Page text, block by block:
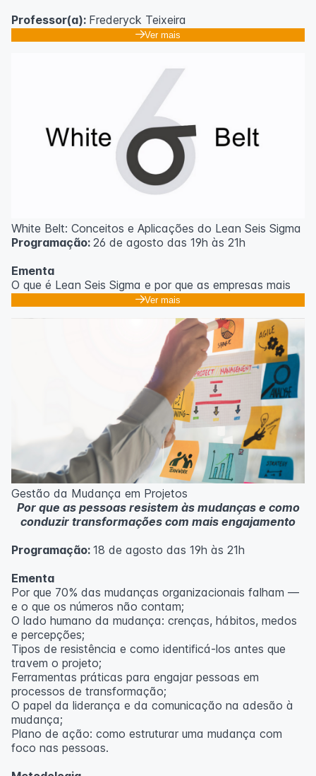
Professor(a): Frederyck Teixeira
Ver mais
White Belt: Conceitos e Aplicações do Lean Seis Sigma
Programação: 26 de agosto das 19h às 21h
Ementa
O que é Lean Seis Sigma e por que as empresas mais
eficientes do mundo usam;
Introdução ao DMAIC: o roteiro para resolver
Ferramentas essenciais: 5 Porquês, Ishikawa e voz do
Casos práticos de melhoria em processos
administrativos e operacionais;
Próximos passos na jornada Lean Seis Sigma: do White
Metodologia
100% da carga horária do curso são realizadas com
aulas ao vivo.
As aulas podem ser assistidas por computador, celular
ou tablet.
Outras informações
inscritos serão avisados ​​antecipadamente.
O IPETEC reserva-se o direito de não realizar o curso
caso não atinja o número mínimo de 20 inscritos.
Professor(a):
Ver mais
Gestão da Mudança em Projetos
Por que as pessoas resistem às mudanças e como
conduzir transformações com mais engajamento
Programação: 18 de agosto das 19h às 21h
Ementa
Por que 70% das mudanças organizacionais falham —
e o que os números não contam;
O lado humano da mudança: crenças, hábitos, medos
e percepções;
Tipos de resistência e como identificá-los antes que
travem o projeto;
Ferramentas práticas para engajar pessoas em
processos de transformação;
O papel da liderança e da comunicação na adesão à
mudança;
Plano de ação: como estruturar uma mudança com
foco nas pessoas.